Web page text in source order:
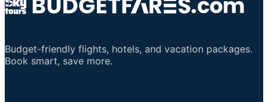
Budget-friendly flights, hotels, and vacation packages.
Book smart, save more.